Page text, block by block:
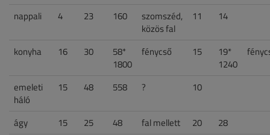
nappali 4 23 160
szomszéd,
közös fal
11 14
konyha 16 30
58*
1800
fénycső 15
19*
1240
emeleti
háló
15 48 558 ? 10
ágy 15 25 48 fal mellett 20
28